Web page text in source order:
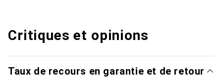
Critiques et opinions
Taux de recours en garantie et de retour